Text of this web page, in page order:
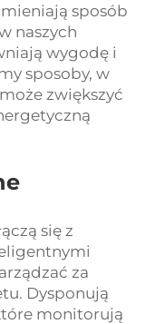
sposób
naszych
wygodę i
sposoby, w
zwiększyć
się z
za
Dysponują
monitorują